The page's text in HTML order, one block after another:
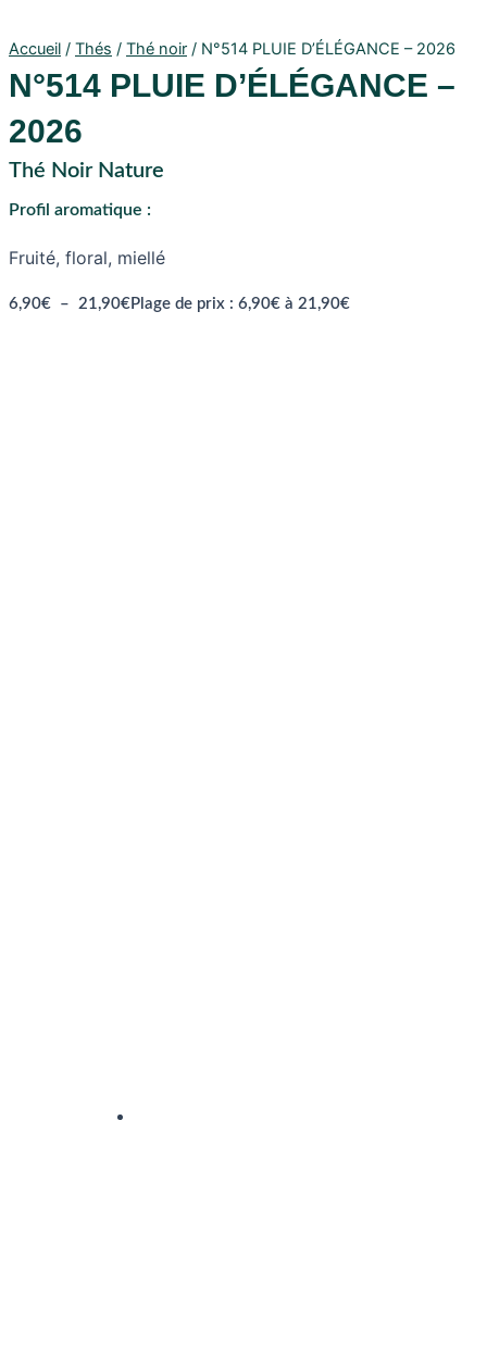
Accueil / Thés / Thé noir / N°514 PLUIE D’ÉLÉGANCE – 2026
N°514 PLUIE D’ÉLÉGANCE –
2026
Thé Noir Nature
Profil aromatique :
Fruité, floral, miellé
6,90€ – 21,90€ Plage de prix : 6,90€ à 21,90€